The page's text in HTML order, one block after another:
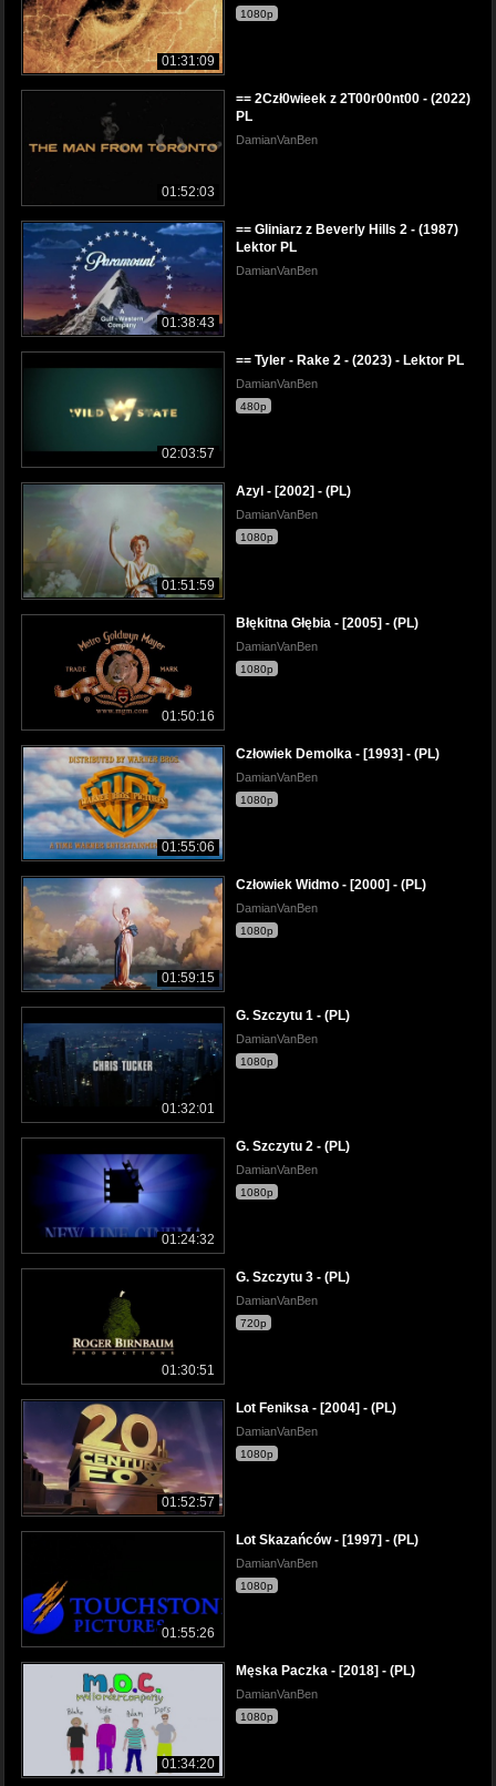
01:31:09
1080p
01:52:03
== 2Czł0wieek z 2T00r00nt00 - (2022)
PL
DamianVanBen
01:38:43
== Gliniarz z Beverly Hills 2 - (1987)
Lektor PL
DamianVanBen
02:03:57
== Tyler - Rake 2 - (2023) - Lektor PL
DamianVanBen
480p
01:51:59
Azyl - [2002] - (PL)
DamianVanBen
1080p
01:50:16
Błękitna Głębia - [2005] - (PL)
DamianVanBen
1080p
01:55:06
Człowiek Demolka - [1993] - (PL)
DamianVanBen
1080p
01:59:15
Człowiek Widmo - [2000] - (PL)
DamianVanBen
1080p
01:32:01
G. Szczytu 1 - (PL)
DamianVanBen
1080p
01:24:32
G. Szczytu 2 - (PL)
DamianVanBen
1080p
01:30:51
G. Szczytu 3 - (PL)
DamianVanBen
720p
01:52:57
Lot Feniksa - [2004] - (PL)
DamianVanBen
1080p
01:55:26
Lot Skazańców - [1997] - (PL)
DamianVanBen
1080p
01:34:20
Męska Paczka - [2018] - (PL)
DamianVanBen
1080p